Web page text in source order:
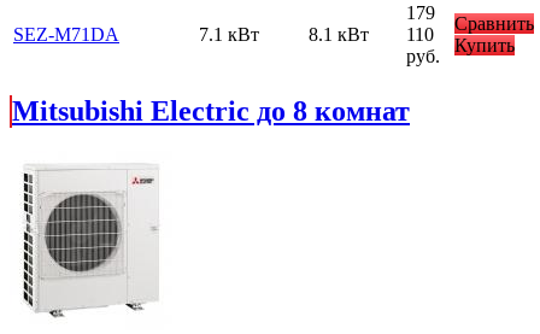
SEZ-M71DA 7.1 кВт 8.1 кВт
179
110
руб.
Сравнить
Купить
Mitsubishi Electric до 8 комнат